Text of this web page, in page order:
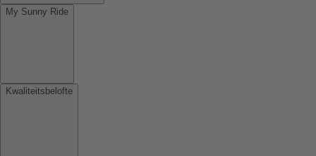
My Sunny Ride
Kwaliteitsbelofte